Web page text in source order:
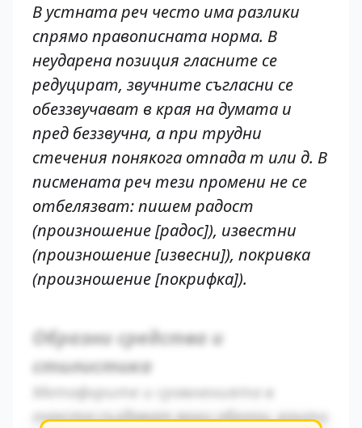
В устната реч често има разлики
спрямо правописната норма. В
неударена позиция гласните се
редуцират, звучните съгласни се
обеззвучават в края на думата и
пред беззвучна, а при трудни
стечения понякога отпада т или д. В
писмената реч тези промени не се
отбелязват: пишем радост
(произношение [радос]), известни
(произношение [извесни]), покривка
(произношение [покрифка]).
Образни средства и
стилистика
Метафорите и сравненията в
текста създават ярки образи, които